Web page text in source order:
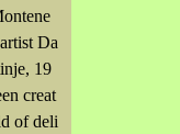
Da
19
creat
of deli